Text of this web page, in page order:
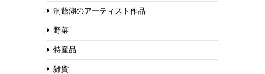
洞爺湖のアーティスト作品
野菜
特産品
雑貨